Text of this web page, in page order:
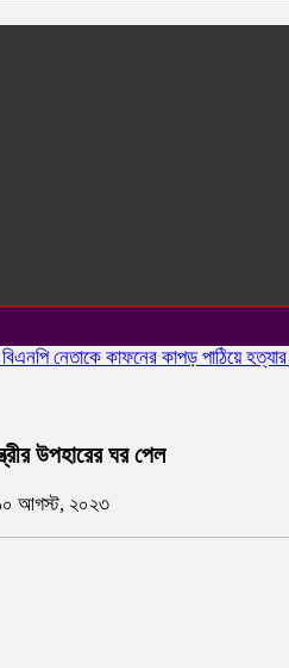
নেতাকে কাফনের কাপড় পাঠিয়ে হত্যার হুমকি
উপহারের ঘর পেল
আগস্ট, ২০২৩